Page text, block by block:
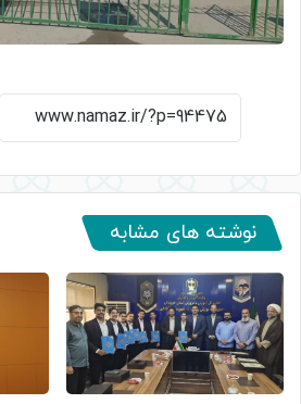
نوشته های مشابه